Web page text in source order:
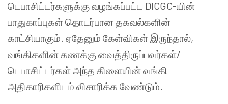
டெபாசிட்டர்களுக்கு வழங்கப்பட்ட DICGC-யின்
பாதுகாப்புகள் தொடர்பான தகவல்களின்
காட்சியாகும். ஏதேனும் கேள்விகள் இருந்தால்,
வங்கிகளின் கணக்கு வைத்திருப்பவர்கள்/
டெபாசிட்டர்கள் அந்த கிளையின் வங்கி
அதிகாரிகளிடம் விசாரிக்க வேண்டும்.